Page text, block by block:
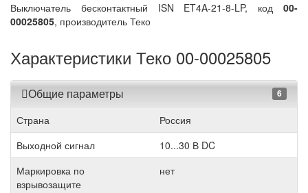
Выключатель бесконтактный ISN ET4A-21-8-LP, код 00-
00025805, производитель Теко
Характеристики Теко 00-00025805
Общие параметры 6
Страна
Россия
Выходной сигнал
10...30 В DC
Маркировка по
взрывозащите
нет